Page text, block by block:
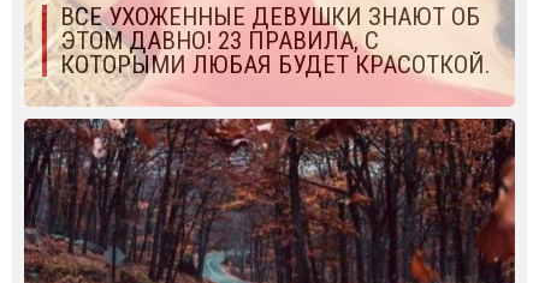
ВСЕ УХОЖЕННЫЕ ДЕВУШКИ ЗНАЮТ ОБ
ЭТОМ ДАВНО! 23 ПРАВИЛА, С
КОТОРЫМИ ЛЮБАЯ БУДЕТ КРАСОТКОЙ.